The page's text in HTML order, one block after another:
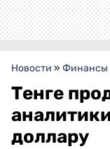
Новости » Финансы
Тенге
доллару